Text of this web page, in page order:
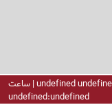
undefined undefined undefined undefined | ساعت
undefined:undefined